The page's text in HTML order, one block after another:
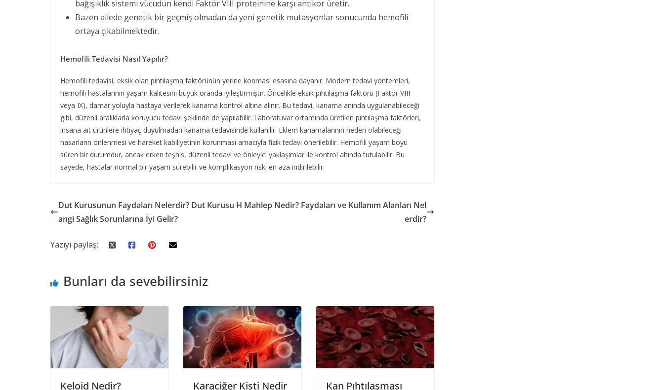
bağışıklık sistemi vücudun kendi Faktör VIII proteinine karşı antikor üretir.
Bazen ailede genetik bir geçmiş olmadan da yeni genetik mutasyonlar sonucunda hemofili
ortaya çıkabilmektedir.
Hemofili Tedavisi Nasıl Yapılır?
Hemofili tedavisi, eksik olan pıhtılaşma faktörünün yerine konması esasına dayanır. Modern tedavi yöntemleri,
hemofili hastalarının yaşam kalitesini büyük oranda iyileştirmiştir. Öncelikle eksik pıhtılaşma faktörü (Faktör VIII
veya IX), damar yoluyla hastaya verilerek kanama kontrol altına alınır. Bu tedavi, kanama anında uygulanabileceği
gibi, düzenli aralıklarla koruyucu tedavi şeklinde de yapılabilir. Laboratuvar ortamında üretilen pıhtılaşma faktörleri,
insana ait ürünlere ihtiyaç duyulmadan kanama tedavisinde kullanılır. Eklem kanamalarının neden olabileceği
hasarların önlenmesi ve hareket kabiliyetinin korunması amacıyla fizik tedavi önerilebilir. Hemofili yaşam boyu
süren bir durumdur, ancak erken teşhis, düzenli tedavi ve önleyici yaklaşımlar ile kontrol altında tutulabilir. Bu
sayede, hastalar normal bir yaşam sürebilir ve komplikasyon riski en aza indirilebilir.
Dut Kurusunun Faydaları Nelerdir? Dut Kurusu H
angi Sağlık Sorunlarına İyi Gelir?
Mahlep Nedir? Faydaları ve Kullanım Alanları Nel
erdir?
Yazıyı paylaş:
Bunları da sevebilirsiniz
Keloid Nedir? Karaciğer Kisti Nedir Kan Pıhtılaşması